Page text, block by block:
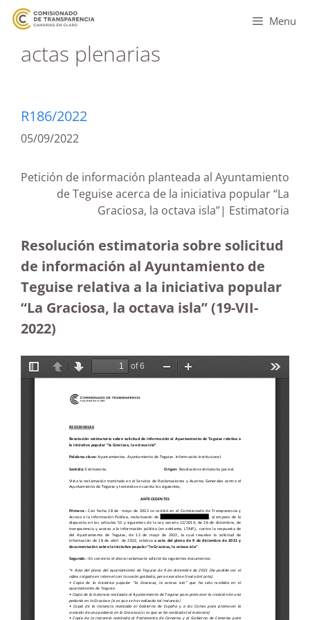
Menu
actas plenarias
R186/2022
05/09/2022
Petición de información planteada al Ayuntamiento
de Teguise acerca de la iniciativa popular “La
Graciosa, la octava isla”| Estimatoria
Resolución estimatoria sobre solicitud
de información al Ayuntamiento de
Teguise relativa a la iniciativa popular
“La Graciosa, la octava isla” (19-VII-
2022)